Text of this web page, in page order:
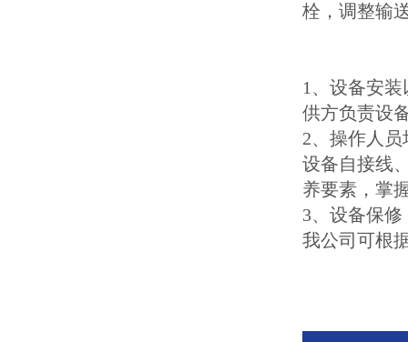
栓，调整输
1、设备安
供方负责设
2、操作人员
设备自接线
养要素，掌
3、设备保修
我公司可根